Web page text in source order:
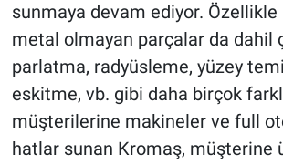
sunmaya devam ediyor.
metal olmayan parçalar da dahil
parlatma, radyüsleme, yüzey
eskitme, vb. gibi daha birçok
müşterilerine makineler ve full
hatlar sunan Kromaş, müşterine